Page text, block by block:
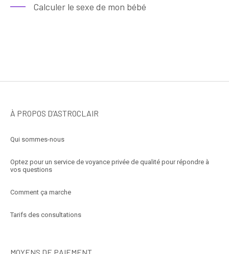
Calculer le sexe de mon bébé
À PROPOS D’ASTROCLAIR
Qui sommes-nous
Optez pour un service de voyance privée de qualité pour répondre à
vos questions
Comment ça marche
Tarifs des consultations